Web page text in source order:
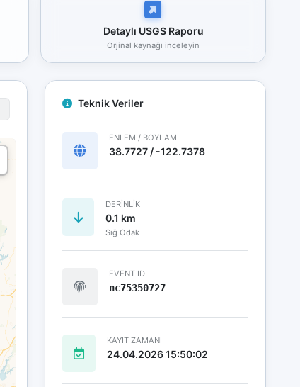
Detaylı USGS Raporu
Orjinal kaynağı inceleyin
Teknik Veriler
ENLEM / BOYLAM
38.7727 / -122.7378
DERINLIK
0.1 km
Sığ Odak
EVENT ID
nc75350727
KAYIT ZAMANI
24.04.2026 15:50:02